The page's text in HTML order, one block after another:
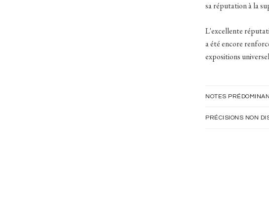
sa réputation à la
L'excellente
a été encore
expositions
NOTES
PRÉCISIONS NON